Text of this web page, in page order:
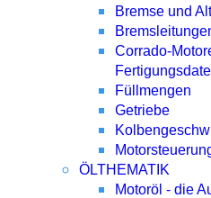
Bremse und
Corrado-
Füllmengen
Getriebe
ÖLTHEMATIK
Motoröl - die